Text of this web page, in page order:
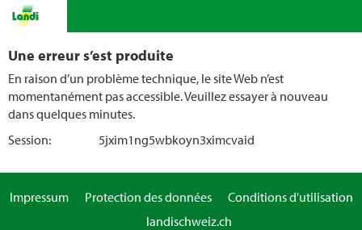
Une erreur s’est produite
En raison d’un problème technique, le site Web n’est
momentanément pas accessible. Veuillez essayer à nouveau
dans quelques minutes.
Session:
5jxim1ng5wbkoyn3ximcvaid
Impressum Protection des données
Conditions d'utilisation
landischweiz.ch